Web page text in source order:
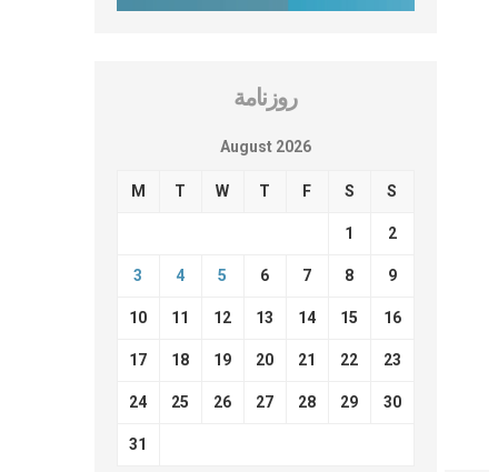
روزنامة
August 2026
M T W T F S S
1 2
3 4 5 6 7 8 9
10 11 12 13 14 15 16
17 18 19 20 21 22 23
24 25 26 27 28 29 30
31